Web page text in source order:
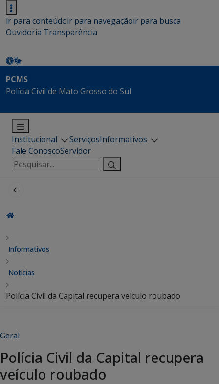
ir para conteúdoir para navegaçãoir para busca
Ouvidoria Transparência
PCMS
Polícia Civil de Mato Grosso do Sul
Institucional ServiçosInformativos
Fale ConoscoServidor
Pesquisar
por:
Informativos
Notícias
Polícia Civil da Capital recupera veículo roubado
Geral
Polícia Civil da Capital recupera
veículo roubado